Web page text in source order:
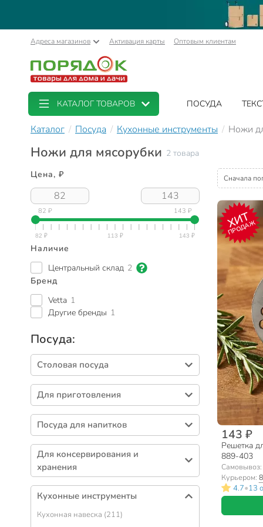
Адреса магазинов Активация карты Оптовым клиентам
КАТАЛОГ ТОВАРОВ ПОСУДА
Каталог Посуда Кухонные инструменты Ножи
Ножи для мясорубки 2 товара
Цена, ₽
82 ₽ 143 ₽
Наличие
Центральный склад 2
Бренд
Vetta 1
Другие бренды 1
Посуда:
Столовая посуда
Тарелки (404)
Салатники (329)
Столовые приборы (266)
Блюда (90)
Сервизы столовые (71)
Вазы для фруктов, конфет (58)
Подносы (57)
Солонки, перечницы и емкости для специй
(51)
Для приготовления
Кастрюли (424)
Сковороды (313)
Формы для выпечки (263)
Наборы посуды (111)
Крышки для посуды (50)
Казаны (49)
Посуда для напитков
Кружки (458)
Бокалы (148)
Чайники (139)
Стаканы (122)
Чайные пары (66)
Для консервирования и
хранения
Контейнеры пищевые (208)
Банки (184)
Термосы и термокружки (130)
Кухонные инструменты
Кухонная навеска (211)
Сначала
ХИТ
ПРОДАЖ
143 ₽
Решетка
889-403
Самовывоз:
Курьером:
4.7•13